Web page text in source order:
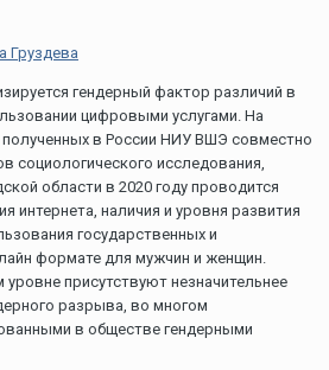
Груздева
гендерный фактор различий в
цифровыми услугами. На
в России НИУ ВШЭ совместно
социологического исследования,
области в 2020 году проводится
интернета, наличия и уровня развития
государственных и
формате для мужчин и женщин.
присутствуют незначительнее
разрыва, во многом
в обществе гендерными